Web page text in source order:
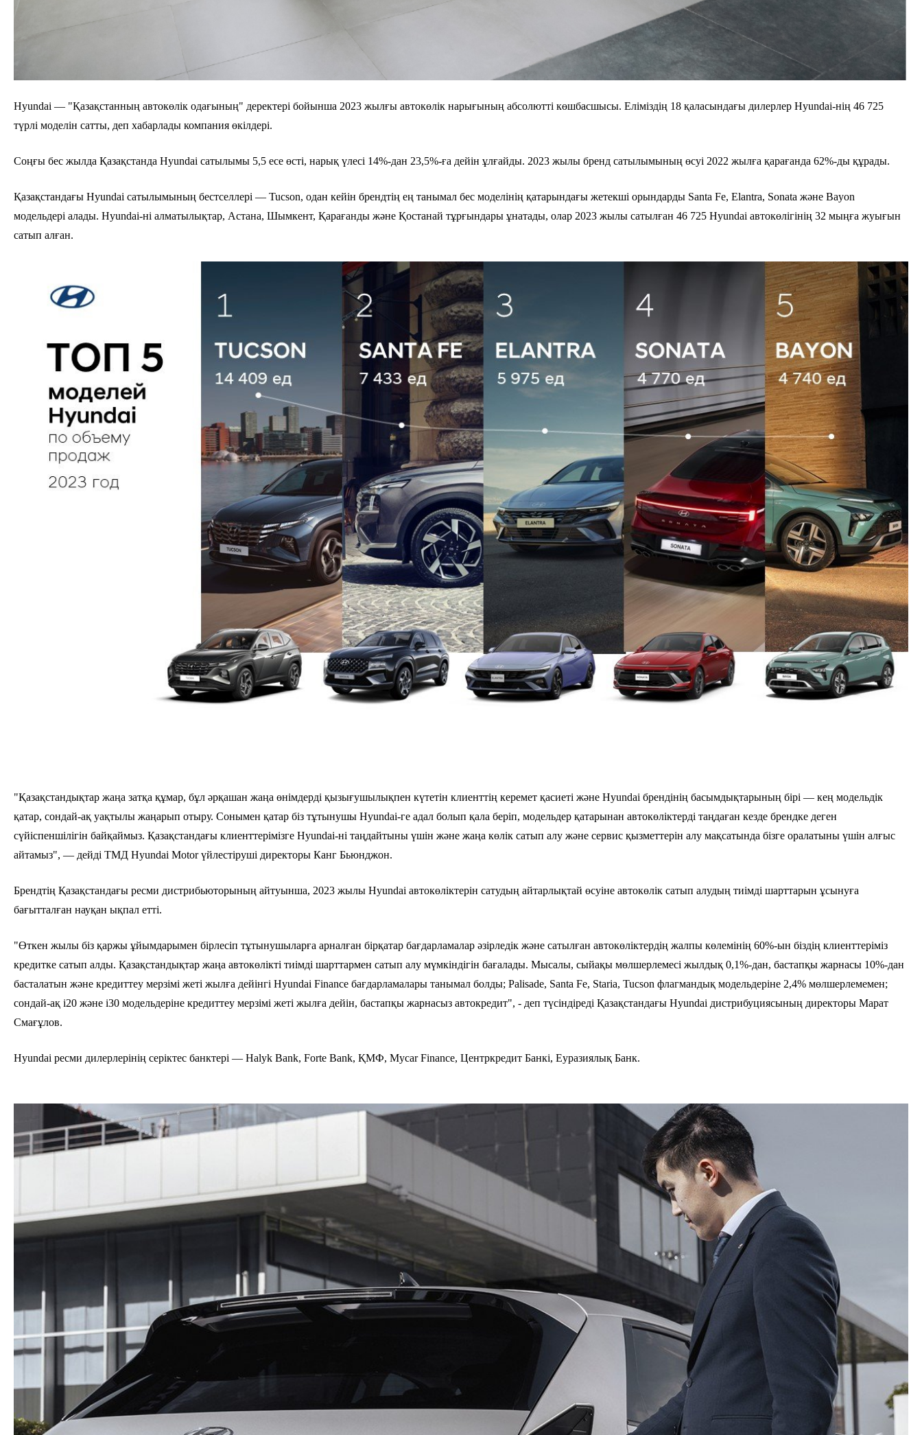
Hyundai — "Қазақстанның автокөлік одағының" деректері бойынша 2023 жылғы автокөлік нарығының абсолютті көшбасшысы. Еліміздің 18 қаласындағы дилерлер Hyundai-нің 46 725
түрлі моделін сатты, деп хабарлады компания өкілдері.
Соңғы бес жылда Қазақстанда Hyundai сатылымы 5,5 есе өсті, нарық үлесі 14%-дан 23,5%-ға дейін ұлғайды. 2023 жылы бренд сатылымының өсуі 2022 жылға қарағанда 62%-ды құрады.
Қазақстандағы Hyundai сатылымының бестселлері — Tucson, одан кейін брендтің ең танымал бес моделінің қатарындағы жетекші орындарды Santa Fe, Elantra, Sonata және Bayon
модельдері алады. Hyundai-ні алматылықтар, Астана, Шымкент, Қарағанды және Қостанай тұрғындары ұнатады, олар 2023 жылы сатылған 46 725 Hyundai автокөлігінің 32 мыңға жуығын
сатып алған.
"Қазақстандықтар жаңа затқа құмар, бұл әрқашан жаңа өнімдерді қызығушылықпен күтетін клиенттің керемет қасиеті және Hyundai брендінің басымдықтарының бірі — кең модельдік
қатар, сондай-ақ уақтылы жаңарып отыру. Сонымен қатар біз тұтынушы Hyundai-ге адал болып қала беріп, модельдер қатарынан автокөліктерді таңдаған кезде брендке деген
сүйіспеншілігін байқаймыз. Қазақстандағы клиенттерімізге Hyundai-ні таңдайтыны үшін және жаңа көлік сатып алу және сервис қызметтерін алу мақсатында бізге оралатыны үшін алғыс
айтамыз", — дейді ТМД Hyundai Motor үйлестіруші директоры Канг Бьюнджон.
Брендтің Қазақстандағы ресми дистрибьюторының айтуынша, 2023 жылы Hyundai автокөліктерін сатудың айтарлықтай өсуіне автокөлік сатып алудың тиімді шарттарын ұсынуға
бағытталған науқан ықпал етті.
"Өткен жылы біз қаржы ұйымдарымен бірлесіп тұтынушыларға арналған бірқатар бағдарламалар әзірледік және сатылған автокөліктердің жалпы көлемінің 60%-ын біздің клиенттеріміз
кредитке сатып алды. Қазақстандықтар жаңа автокөлікті тиімді шарттармен сатып алу мүмкіндігін бағалады. Мысалы, сыйақы мөлшерлемесі жылдық 0,1%-дан, бастапқы жарнасы 10%-дан
басталатын және кредиттеу мерзімі жеті жылға дейінгі Hyundai Finance бағдарламалары танымал болды; Palisade, Santa Fe, Staria, Tucson флагмандық модельдеріне 2,4% мөлшерлемемен;
сондай-ақ i20 және i30 модельдеріне кредиттеу мерзімі жеті жылға дейін, бастапқы жарнасыз автокредит", - деп түсіндіреді Қазақстандағы Hyundai дистрибуциясының директоры Марат
Смағұлов.
Hyundai ресми дилерлерінің серіктес банктері — Halyk Bank, Forte Bank, ҚМФ, Mycar Finance, Центркредит Банкі, Еуразиялық Банк.